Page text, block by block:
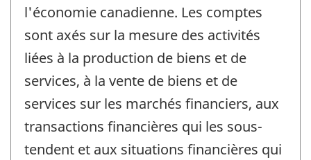
l'économie canadienne. Les comptes
sont axés sur la mesure des activités
liées à la production de biens et de
services, à la vente de biens et de
services sur les marchés financiers, aux
transactions financières qui les sous-
tendent et aux situations financières qui